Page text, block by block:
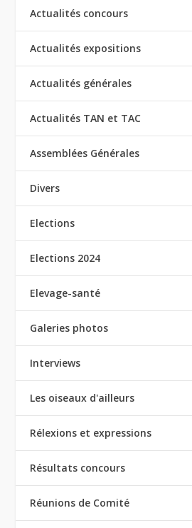
Actualités concours
Actualités expositions
Actualités générales
Actualités TAN et TAC
Assemblées Générales
Divers
Elections
Elections 2024
Elevage-santé
Galeries photos
Interviews
Les oiseaux d'ailleurs
Rélexions et expressions
Résultats concours
Réunions de Comité